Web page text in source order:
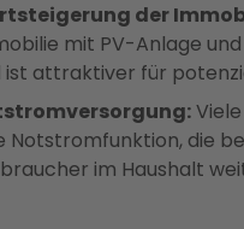
der
mit PV-Anlage
ist attraktiver für
Notstromfunktion, die
im Haushalt